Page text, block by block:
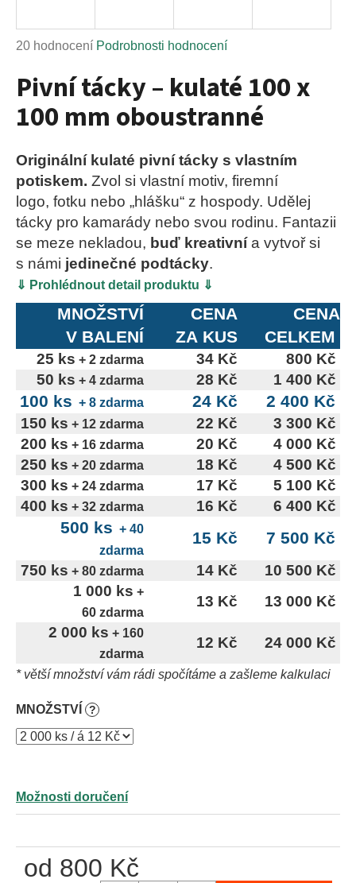
Průměrné
produktu
je
5,0
hvězdiček.
20 hodnocení Podrobnosti hodnocení
Pivní tácky – kulaté 100 x
100 mm oboustranné
Originální kulaté pivní tácky s vlastním
potiskem. Zvol si vlastní motiv, firemní
logo, fotku nebo „hlášku“ z hospody. Udělej
tácky pro kamarády nebo svou rodinu. Fantazii
se meze nekladou, buď kreativnía vytvoř si
s námi jedinečné podtácky.
⇓ Prohlédnout detail produktu ⇓
MNOŽSTVÍ
V BALENÍ
CENA
ZA KUS
CENA
CELKEM
25 ks + 2 zdarma 34 Kč
800 Kč
50 ks + 4 zdarma 28 Kč 1 400 Kč
100 ks + 8 zdarma 24 Kč 2 400 Kč
150 ks + 12 zdarma 22 Kč
3 300 Kč
200 ks + 16 zdarma 20 Kč
4 000 Kč
250 ks + 20 zdarma 18 Kč
4 500 Kč
300 ks + 24 zdarma 17 Kč
5 100 Kč
400 ks + 32 zdarma 16 Kč 6 400 Kč
500 ks + 40
zdarma
15 Kč 7 500 Kč
750 ks + 80 zdarma 14 Kč
10 500 Kč
1 000 ks +
60 zdarma
13 Kč
13 000 Kč
2 000 ks + 160
zdarma
12 Kč 24 000 Kč
* větší množství vám rádi spočítáme a zašleme kalkulaci
MNOŽSTVÍ ?
Možnosti doručení
od 800 Kč
j
t
?
HLEDAT
D
o
p
o
u
e
m
e